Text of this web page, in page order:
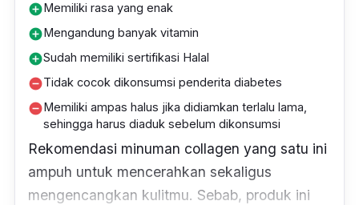
add_circleMemiliki rasa yang enak
add_circleMengandung banyak vitamin
add_circleSudah memiliki sertifikasi Halal
remove_circleTidak cocok dikonsumsi penderita diabetes
remove_circleMemiliki ampas halus jika didiamkan terlalu lama,
sehingga harus diaduk sebelum dikonsumsi
Rekomendasi minuman collagen yang satu ini
ampuh untuk mencerahkan sekaligus
mengencangkan kulitmu. Sebab, produk ini